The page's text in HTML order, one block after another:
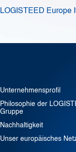
LOGISTEED Europe
Unternehmensprofil
Philosophie der
Gruppe
Nachhaltigkeit
Unser europäisches